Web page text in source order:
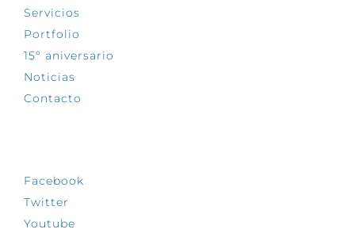
Servicios
Portfolio
15º aniversario
Noticias
Contacto
Facebook
Twitter
Youtube